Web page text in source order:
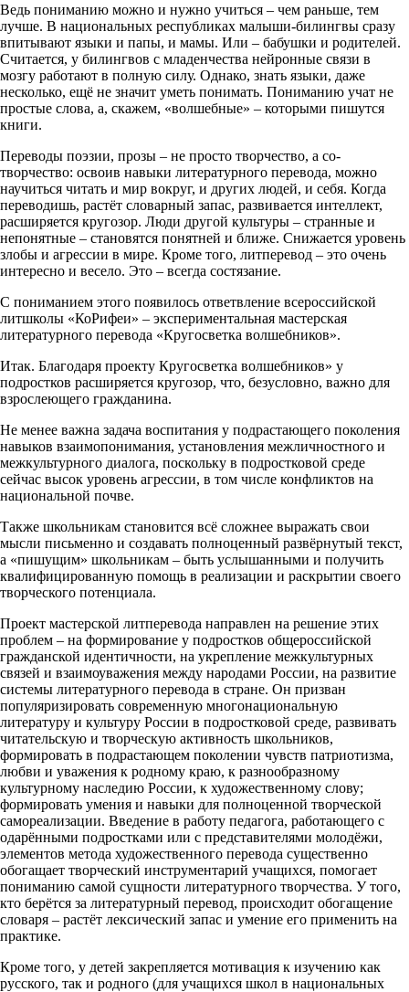
Ведь пониманию можно и нужно учиться – чем раньше, тем
лучше. В национальных республиках малыши-билингвы сразу
впитывают языки и папы, и мамы. Или – бабушки и родителей.
Считается, у билингвов с младенчества нейронные связи в
мозгу работают в полную силу. Однако, знать языки, даже
несколько, ещё не значит уметь понимать. Пониманию учат не
простые слова, а, скажем, «волшебные» – которыми пишутся
книги.
Переводы поэзии, прозы – не просто творчество, а со-
творчество: освоив навыки литературного перевода, можно
научиться читать и мир вокруг, и других людей, и себя. Когда
переводишь, растёт словарный запас, развивается интеллект,
расширяется кругозор. Люди другой культуры – странные и
непонятные – становятся понятней и ближе. Снижается уровень
злобы и агрессии в мире. Кроме того, литперевод – это очень
интересно и весело. Это – всегда состязание.
С пониманием этого появилось ответвление всероссийской
литшколы «КоРифеи» – экспериментальная мастерская
литературного перевода «Кругосветка волшебников».
Итак. Благодаря проекту Кругосветка волшебников» у
подростков расширяется кругозор, что, безусловно, важно для
взрослеющего гражданина.
Не менее важна задача воспитания у подрастающего поколения
навыков взаимопонимания, установления межличностного и
межкультурного диалога, поскольку в подростковой среде
сейчас высок уровень агрессии, в том числе конфликтов на
национальной почве.
Также школьникам становится всё сложнее выражать свои
мысли письменно и создавать полноценный развёрнутый текст,
а «пишущим» школьникам – быть услышанными и получить
квалифицированную помощь в реализации и раскрытии своего
творческого потенциала.
Проект мастерской литперевода направлен на решение этих
проблем – на формирование у подростков общероссийской
гражданской идентичности, на укрепление межкультурных
связей и взаимоуважения между народами России, на развитие
системы литературного перевода в стране. Он призван
популяризировать современную многонациональную
литературу и культуру России в подростковой среде, развивать
читательскую и творческую активность школьников,
формировать в подрастающем поколении чувств патриотизма,
любви и уважения к родному краю, к разнообразному
культурному наследию России, к художественному слову;
формировать умения и навыки для полноценной творческой
самореализации. Введение в работу педагога, работающего с
одарёнными подростками или с представителями молодёжи,
элементов метода художественного перевода существенно
обогащает творческий инструментарий учащихся, помогает
пониманию самой сущности литературного творчества. У того,
кто берётся за литературный перевод, происходит обогащение
словаря – растёт лексический запас и умение его применить на
практике.
Кроме того, у детей закрепляется мотивация к изучению как
русского, так и родного (для учащихся школ в национальных